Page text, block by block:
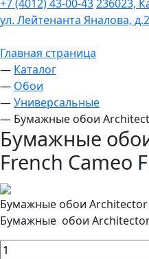
+7 (4012) 43-00-43236023,
ул. Лейтенанта Яналова, д.2
Главная страница
— Каталог
— Обои
—Универсальные
— Бумажные обои
Бумажные
French Cameo
Бумажные обои Architector
Бумажные обои Architector